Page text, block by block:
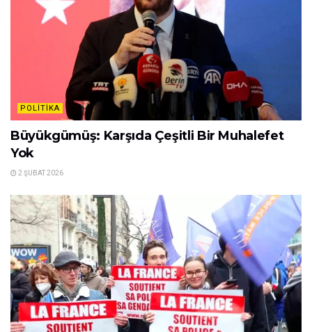
POLITIKA
Büyükgümüş: Karşıda Çeşitli Bir Muhalefet
Yok
2 ŞUBAT 2026